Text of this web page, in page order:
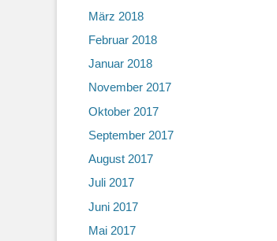
März 2018
Februar 2018
Januar 2018
November 2017
Oktober 2017
September 2017
August 2017
Juli 2017
Juni 2017
Mai 2017